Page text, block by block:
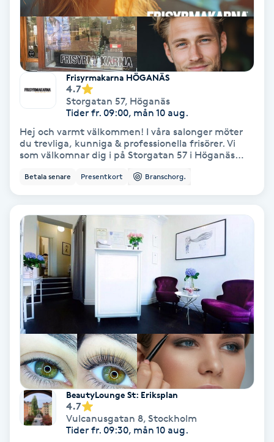
Färgning
Föning
Gelenaglar
Gravidmassage
Gravidyoga
Gruppträning
Gua Sha-massage
Hatha Yoga
Headspa
Frisyrmakarna HÖGANÄS
4.7
Storgatan 57, Höganäs
Tider fr. 09:00, mån 10 aug.
Hej och varmt välkommen! I våra salonger möter
du trevliga, kunniga & professionella frisörer. Vi
som välkomnar dig i på Storgatan 57 i Höganäs
kommande bokning! Tänk på: Avbokning senare
Betala senare Presentkort Branschorg.
BeautyLounge St: Eriksplan
4.7
Vulcanusgatan 8, Stockholm
Tider fr. 09:30, mån 10 aug.